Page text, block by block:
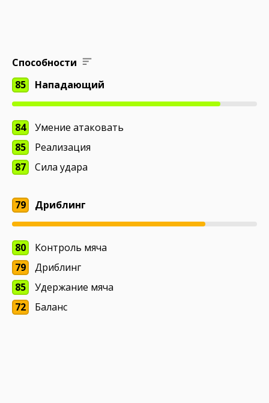
Способности
85
Нападающий
84
Умение атаковать
85
Реализация
87
Сила удара
79 Дриблинг
80
Контроль мяча
79
Дриблинг
85
Удержание мяча
72
Баланс